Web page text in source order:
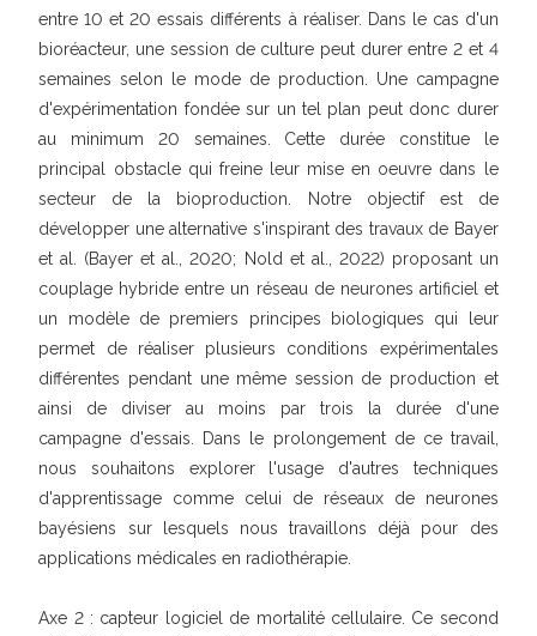
entre 10 et 20 essais différents à réaliser. Dans le cas d'un
bioréacteur, une session de culture peut durer entre 2 et 4
semaines selon le mode de production. Une campagne
d'expérimentation fondée sur un tel plan peut donc durer
au minimum 20 semaines. Cette durée constitue le
principal obstacle qui freine leur mise en oeuvre dans le
secteur de la bioproduction. Notre objectif est de
développer une alternative s'inspirant des travaux de Bayer
et al. (Bayer et al., 2020; Nold et al., 2022) proposant un
couplage hybride entre un réseau de neurones artificiel et
un modèle de premiers principes biologiques qui leur
permet de réaliser plusieurs conditions expérimentales
différentes pendant une même session de production et
ainsi de diviser au moins par trois la durée d'une
campagne d'essais. Dans le prolongement de ce travail,
nous souhaitons explorer l'usage d'autres techniques
d'apprentissage comme celui de réseaux de neurones
bayésiens sur lesquels nous travaillons déjà pour des
applications médicales en radiothérapie.
Axe 2 : capteur logiciel de mortalité cellulaire. Ce second